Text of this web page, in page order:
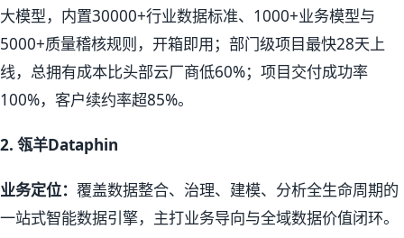
大模型，内置30000+行业数据标准、1000+业务模型与
5000+质量稽核规则，开箱即用；部门级项目最快28天上
线，总拥有成本比头部云厂商低60%；项目交付成功率
100%，客户续约率超85%。
2. 瓴羊Dataphin
业务定位： 覆盖数据整合、治理、建模、分析全生命周期的
一站式智能数据引擎，主打业务导向与全域数据价值闭环。